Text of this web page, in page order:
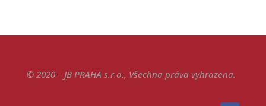
© 2020 – JB PRAHA s.r.o., Všechna práva vyhrazena.